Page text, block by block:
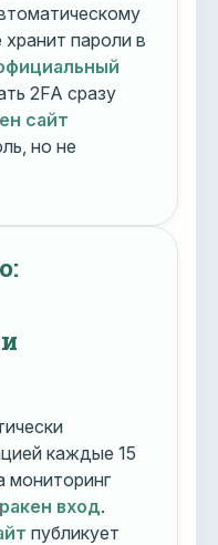
хранит пароли в
2FA сразу
сайт
но не
каждые 15
мониторинг
вход.
публикует